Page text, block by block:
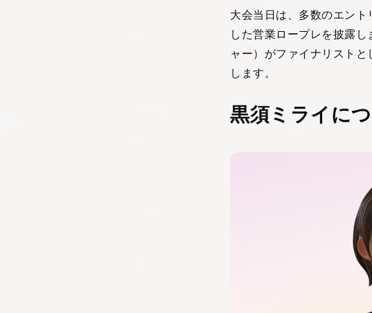
大会当日は、多数のエン
した営業ロープレを披露
ャー）がファイナリスト
します。
黒須ミライに